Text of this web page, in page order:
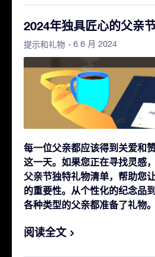
2024年独具匠心的父亲
提示和礼物 - 6 6 月 2024
每一位父亲都应该得到关爱和
这一天。如果您正在寻找灵感
父亲节独特礼物清单，帮助您
的重要性。从个性化的纪念品
各种类型的父亲都准备了礼物。
阅读全文